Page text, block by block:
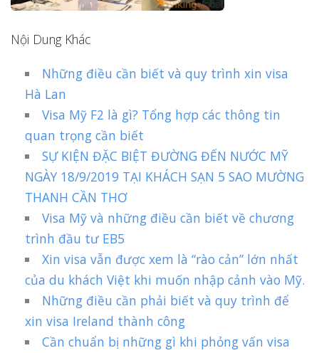
Nội Dung Khác
Những điều cần biết và quy trình xin visa
Hà Lan
Visa Mỹ F2 là gì? Tổng hợp các thông tin
quan trọng cần biết
SỰ KIỆN ĐẶC BIỆT ĐƯỜNG ĐẾN NƯỚC MỸ
NGÀY 18/9/2019 TẠI KHÁCH SẠN 5 SAO MƯỜNG
THANH CẦN THƠ
Visa Mỹ và những điều cần biết về chương
trình đầu tư EB5
Xin visa vẫn được xem là “rào cản” lớn nhất
của du khách Việt khi muốn nhập cảnh vào Mỹ.
Những điều cần phải biết và quy trình để
xin visa Ireland thành công
Cần chuẩn bị những gì khi phỏng vấn visa